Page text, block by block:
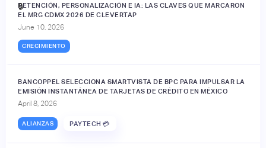
RETENCIÓN, PERSONALIZACIÓN E IA: LAS CLAVES QUE MARCARON
EL MRG CDMX 2026 DE CLEVERTAP
June 10, 2026
CRECIMIENTO
🔒
BANCOPPEL SELECCIONA SMARTVISTA DE BPC PARA IMPULSAR LA
EMISIÓN INSTANTÁNEA DE TARJETAS DE CRÉDITO EN MÉXICO
April 8, 2026
ALIANZAS PAYTECH 💳